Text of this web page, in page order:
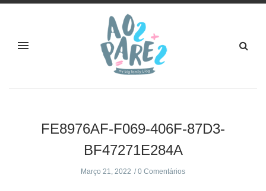
FE8976AF-F069-406F-87D3-
BF47271E284A
Março 21, 2022 0 Comentários